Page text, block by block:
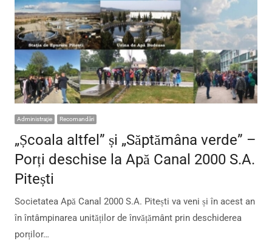
Administraţie Recomandări
„Școala altfel” și „Săptămâna verde” –
Porți deschise la Apă Canal 2000 S.A.
Pitești
Societatea Apă Canal 2000 S.A. Pitești va veni și în acest an
în întâmpinarea unităților de învățământ prin deschiderea
porților…